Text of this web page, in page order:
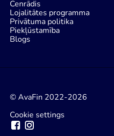
Cenrādis
Lojalitātes programma
Privātuma politika
Piekļūstamība
Blogs
© AvaFin 2022-2026
Cookie settings